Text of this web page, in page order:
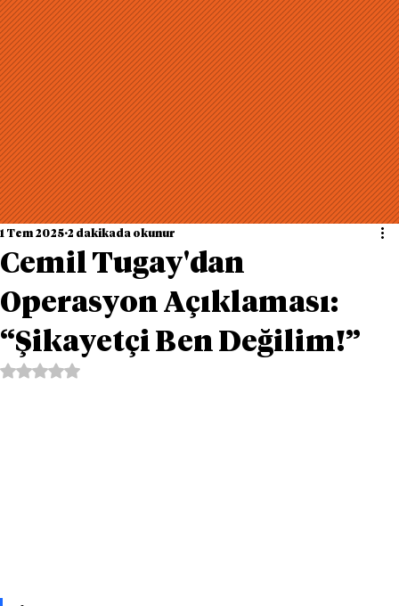
Cemil Tugay'dan
Operasyon Açıklaması:
“Şikayetçi Ben Değilim!”
1 Tem 2025 2 dakikada okunur
5 üzerinden NaN yıldız